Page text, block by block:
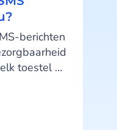
berichten
toestel en